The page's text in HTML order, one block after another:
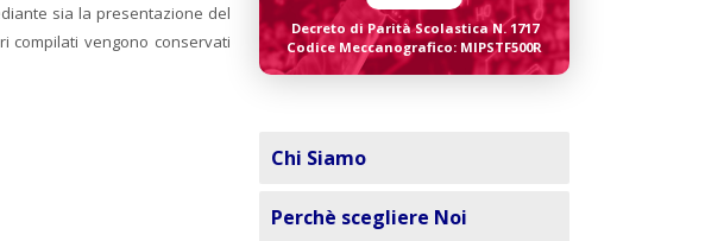
sia la presentazione del
compilati vengono conservati
Decreto di Parità Scolastica N. 1717
Codice Meccanografico: MIPSTF500R
Chi Siamo
Perchè scegliere Noi